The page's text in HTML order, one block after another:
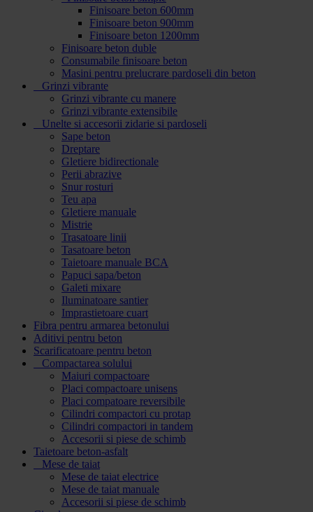
Finisoare beton 600mm
Finisoare beton 900mm
Finisoare beton 1200mm
Finisoare beton duble
Consumabile finisoare beton
Masini pentru prelucrare pardoseli din beton
Grinzi vibrante
Grinzi vibrante cu manere
Grinzi vibrante extensibile
Unelte si accesorii zidarie si pardoseli
Sape beton
Dreptare
Gletiere bidirectionale
Perii abrazive
Snur rosturi
Teu apa
Gletiere manuale
Mistrie
Trasatoare linii
Tasatoare beton
Taietoare manuale BCA
Papuci sapa/beton
Galeti mixare
Iluminatoare santier
Imprastietoare cuart
Fibra pentru armarea betonului
Aditivi pentru beton
Scarificatoare pentru beton
Compactarea solului
Maiuri compactoare
Placi compactoare unisens
Placi compatoare reversibile
Cilindri compactori cu protap
Cilindri compactori in tandem
Accesorii si piese de schimb
Taietoare beton-asfalt
Mese de taiat
Mese de taiat electrice
Mese de taiat manuale
Accesorii si piese de schimb